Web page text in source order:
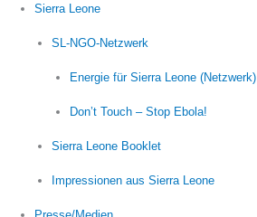
Sierra Leone
SL-NGO-Netzwerk
Energie für Sierra Leone (Netzwerk)
Don’t Touch – Stop Ebola!
Sierra Leone Booklet
Impressionen aus Sierra Leone